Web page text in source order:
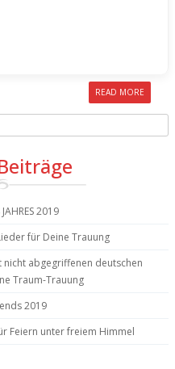
READ MORE
JAHRES 2019
für Deine Trauung
abgegriffenen deutschen
Traum-Trauung
2019
Feiern unter freiem Himmel